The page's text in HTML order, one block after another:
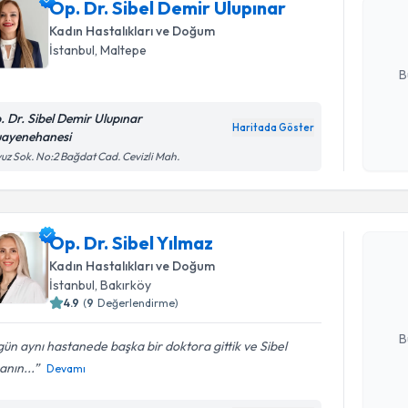
Op. Dr. Sibel Demir Ulupınar
Kadın Hastalıkları ve Doğum
İstanbul , Maltepe
Dr. Sibel Demir Ulupınar
Haritada Göster
Sok. No:2 Bağdat Cad. Cevizli Mah.
Op. Dr. Sibel Yılmaz
Kadın Hastalıkları ve Doğum
İstanbul , Bakırköy
4.9 (9 Değerlendirme)
aynı hastanede başka bir doktora gittik ve Sibel
Devamı